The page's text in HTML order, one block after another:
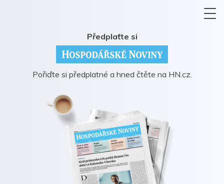
Předplaťte si
Pořiďte si předplatné a hned čtěte na HN.cz.